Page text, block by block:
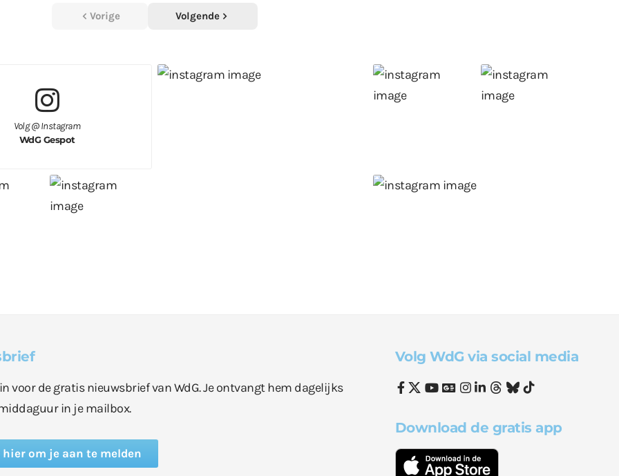
Vorige Volgende
Volg @ Instagram
WdG Gespot
voor de gratis nieuwsbrief van WdG. Je ontvangt hem dagelijks
in je mailbox.
om je aan te melden
Volg WdG via social media
Download de gratis app